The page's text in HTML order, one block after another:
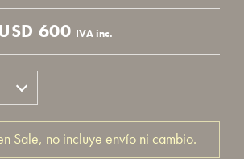
600 IVA inc.
Sale, no incluye envío ni cambio.